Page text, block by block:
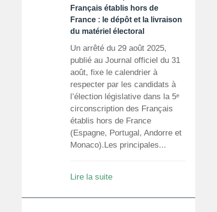
Français établis hors de
France : le dépôt et la livraison
du matériel électoral
Un arrêté du 29 août 2025,
publié au Journal officiel du 31
août, fixe le calendrier à
respecter par les candidats à
l’élection législative dans la 5ᵉ
circonscription des Français
établis hors de France
(Espagne, Portugal, Andorre et
Monaco).Les principales...
Lire la suite